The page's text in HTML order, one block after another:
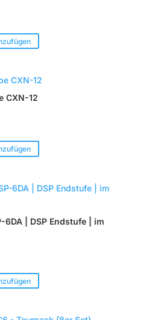
CXN-12
6DA | DSP Endstufe | im